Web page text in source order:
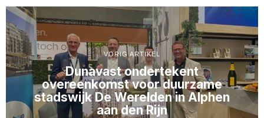
VORIG ARTIKEL
Dunavast ondertekent
overeenkomst voor duurzame
stadswijk De Werelden in Alphen
aan den Rijn